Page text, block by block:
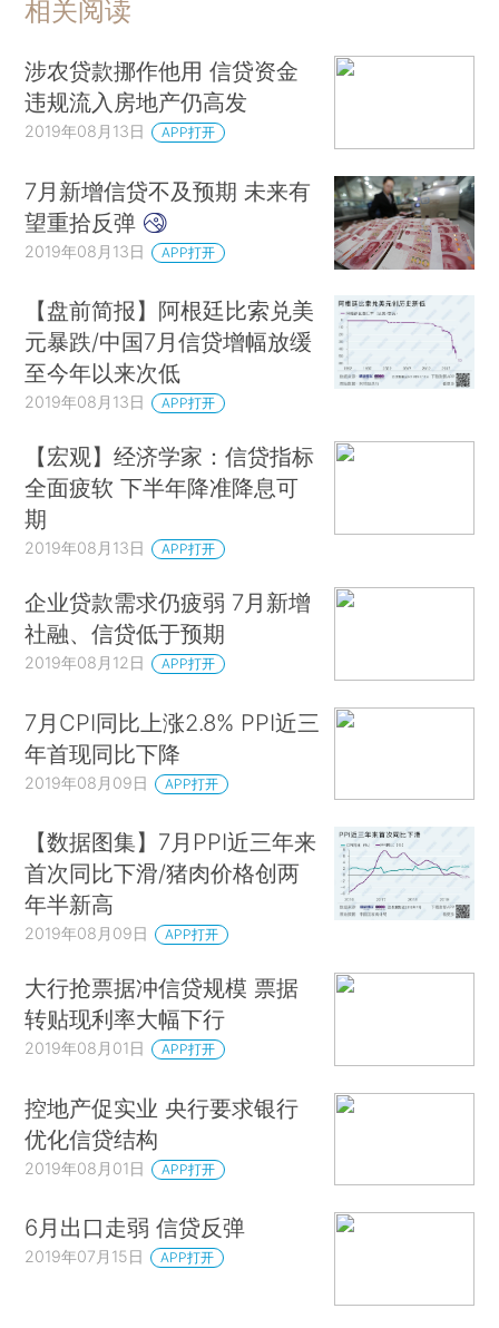
相关阅读
涉农贷款挪作他用 信贷资金
违规流入房地产仍高发
2019年08月13日 APP打开
7月新增信贷不及预期 未来有
望重拾反弹
2019年08月13日 APP打开
【盘前简报】阿根廷比索兑美
元暴跌/中国7月信贷增幅放缓
至今年以来次低
2019年08月13日 APP打开
【宏观】经济学家：信贷指标
全面疲软 下半年降准降息可
期
2019年08月13日 APP打开
企业贷款需求仍疲弱 7月新增
社融、信贷低于预期
2019年08月12日 APP打开
7月CPI同比上涨2.8% PPI近三
年首现同比下降
2019年08月09日 APP打开
【数据图集】7月PPI近三年来
首次同比下滑/猪肉价格创两
年半新高
2019年08月09日 APP打开
大行抢票据冲信贷规模 票据
转贴现利率大幅下行
2019年08月01日 APP打开
控地产促实业 央行要求银行
优化信贷结构
2019年08月01日 APP打开
6月出口走弱 信贷反弹
2019年07月15日 APP打开